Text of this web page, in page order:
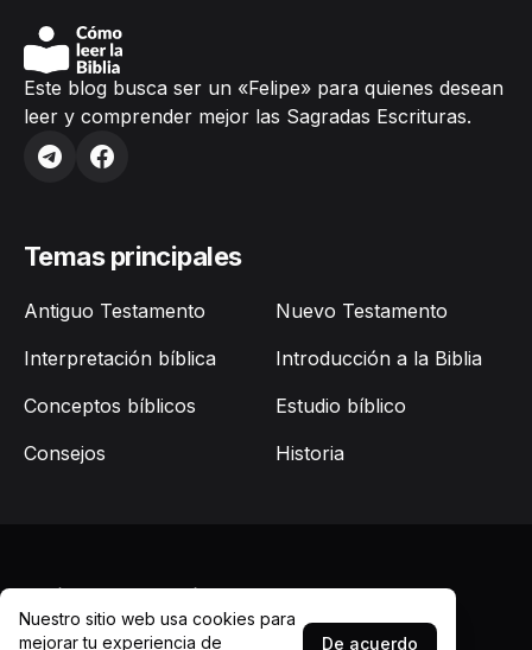
Este blog busca ser un «Felipe» para quienes desean
leer y comprender mejor las Sagradas Escrituras.
Temas principales
Antiguo Testamento
Nuevo Testamento
Interpretación bíblica
Introducción a la Biblia
Conceptos bíblicos
Estudio bíblico
Consejos
Historia
© 2026Cómo leer la Biblia. Todos los derechos
Quiénes somosPolítica de PrivacidadContacto
Nuestro sitio web usa cookies para
mejorar tu experiencia de
De acuerdo